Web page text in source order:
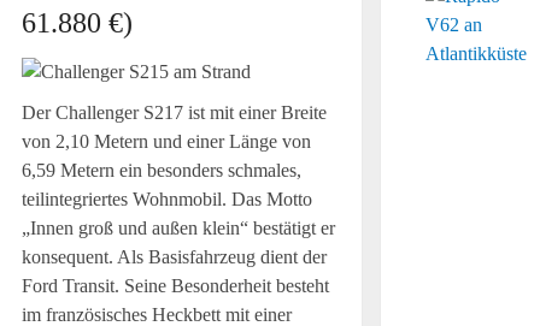
61.880 €)
Der Challenger S217 ist mit einer Breite
von 2,10 Metern und einer Länge von
6,59 Metern ein besonders schmales,
teilintegriertes Wohnmobil. Das Motto
„Innen groß und außen klein“ bestätigt er
konsequent. Als Basisfahrzeug dient der
Ford Transit. Seine Besonderheit besteht
im französisches Heckbett mit einer